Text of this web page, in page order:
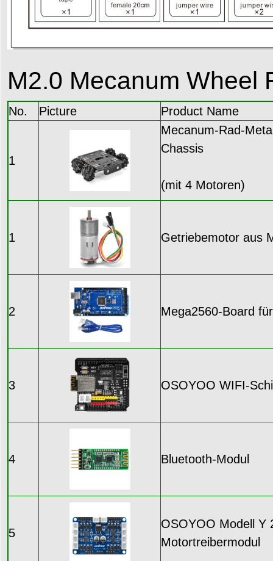
M2.0 Mecanum Wheel
No. Picture Product Name
1
Mecanum-Rad-
Chassis
(mit 4 Motoren)
1 Getriebemotor aus
2 Mega2560-Board
3 OSOYOO WIFI-
4 Bluetooth-Modul
5
OSOYOO Modell Y
Motortreibermodul